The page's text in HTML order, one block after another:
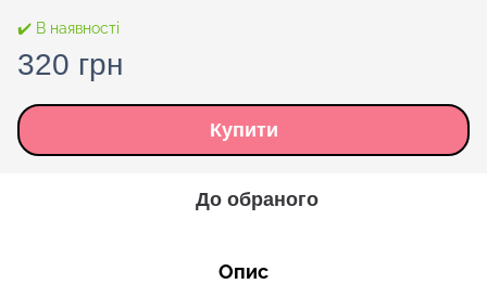
✔️ В наявності
320 грн
Купити
До обраного
Опис